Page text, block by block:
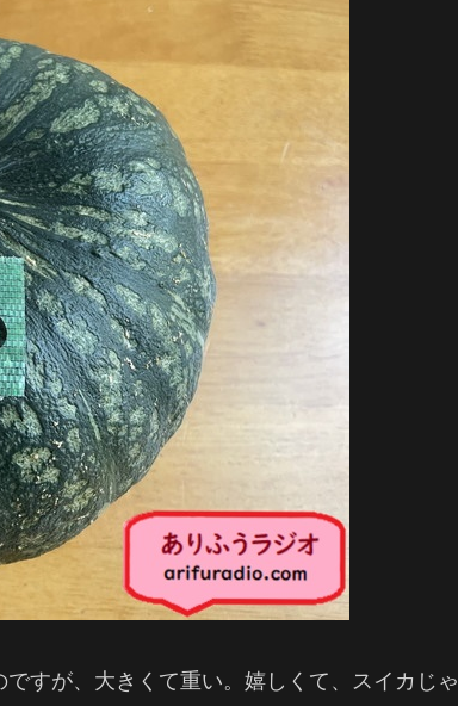
すが、大きくて重い。嬉しくて、スイカじゃ